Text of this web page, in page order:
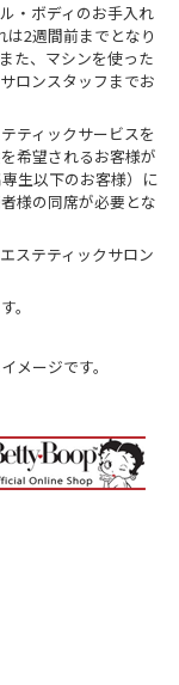
・ボディのお手入れ
2週間前までとなり
た、マシンを使った
ロンスタッフまでお
ティックサービスを
希望されるお客様が
生以下のお客様）に
様の同席が必要とな
ステティックサロン
。
メージです。